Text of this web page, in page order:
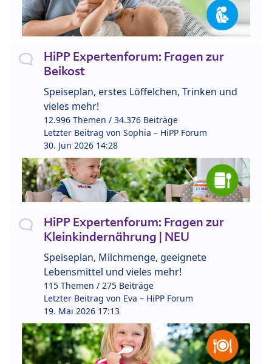
HiPP Expertenforum: Fragen zur
Beikost
Speiseplan, erstes Löffelchen, Trinken und
vieles mehr!
12.996 Themen / 34.376 Beiträge
Letzter Beitrag von Sophia – HiPP Forum
30. Jun 2026 14:28
HiPP Expertenforum: Fragen zur
Kleinkindernährung | NEU
Speiseplan, Milchmenge, geeignete
Lebensmittel und vieles mehr!
115 Themen / 275 Beiträge
Letzter Beitrag von Eva – HiPP Forum
19. Mai 2026 17:13